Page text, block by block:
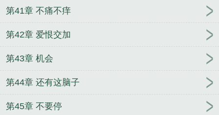
第41章 不痛不痒
第42章 爱恨交加
第43章 机会
第44章 还有这脑子
第45章 不要停